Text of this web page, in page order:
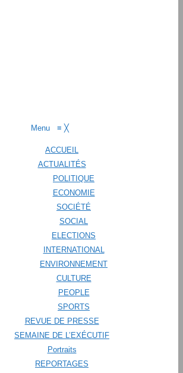
Menu ≡ ╳
ACCUEIL
ACTUALITÉS
POLITIQUE
ECONOMIE
SOCIÉTÉ
SOCIAL
ELECTIONS
INTERNATIONAL
ENVIRONNEMENT
CULTURE
PEOPLE
SPORTS
REVUE DE PRESSE
SEMAINE DE L’EXÉCUTIF
Portraits
REPORTAGES